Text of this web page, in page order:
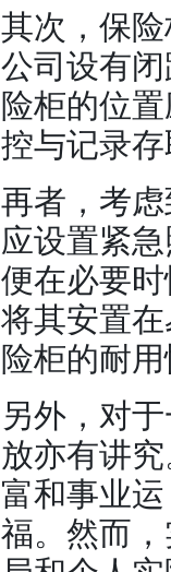
其次，保
公司设有
险柜的位
控与记录
再者，考
应设置紧
便在必要
将其安置
险柜的耐
另外，对
放亦有讲
富和事业
福。然而